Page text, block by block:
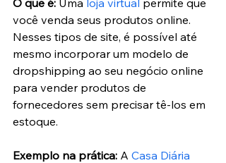
O que é: Uma loja virtual permite que
você venda seus produtos online.
Nesses tipos de site, é possível até
mesmo incorporar um modelo de
dropshipping ao seu negócio online
para vender produtos de
fornecedores sem precisar tê-los em
estoque.
Exemplo na prática: A Casa Diária